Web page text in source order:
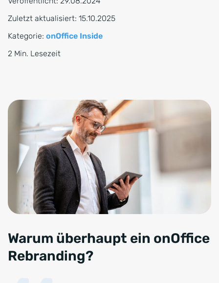
Zuletzt aktualisiert: 15.10.2025
Kategorie: onOffice Inside
2 Min. Lesezeit
Warum überhaupt ein onOffice
Rebranding?